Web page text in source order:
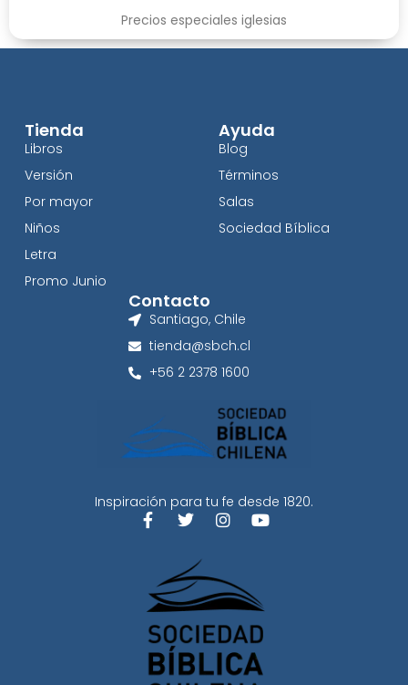
Precios especiales iglesias
Inspiración para tu fe desde 1820.
Tienda
Libros
Versión
Por mayor
Niños
Letra
Promo Junio
Ayuda
Blog
Términos
Salas
Sociedad Bíblica
Contacto
Santiago, Chile
tienda@sbch.cl
+56 2 2378 1600